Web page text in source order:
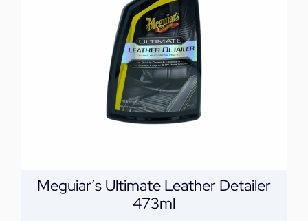
Meguiar’s Ultimate Leather Detailer
473ml